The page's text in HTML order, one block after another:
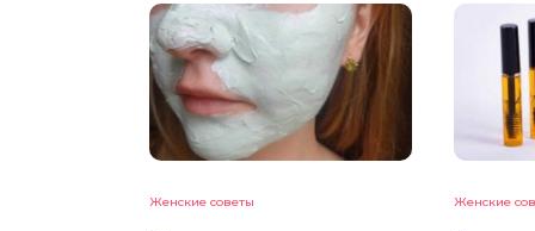
Женские советы Женские